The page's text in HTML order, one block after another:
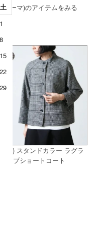
キーマ)のアイテムをみる
イナ) スタンドカラー ラグラ
リーブショートコート
土
1
8
15
22
29